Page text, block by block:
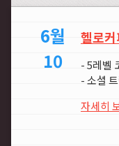
6월
10
헬로
- 5레벨
- 소셜
자세히